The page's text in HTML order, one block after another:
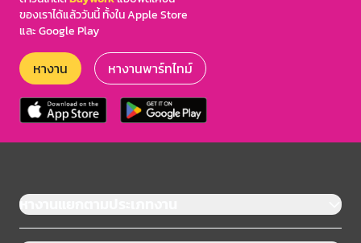
ของเราได้แล้ววันนี้ ทั้งใน Apple Store
และ Google Play
หางาน หางานพาร์ทไทม์
หางานแยกตามประเภทงาน